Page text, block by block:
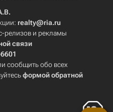
realty@ria.ru
релизов и рекламы
связи
сообщить обо всех
формой обратной